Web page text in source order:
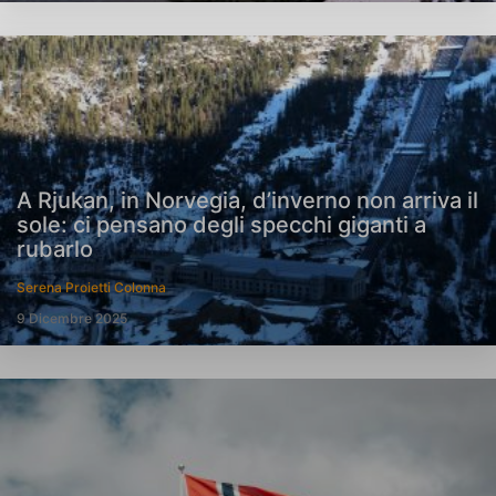
A Rjukan, in Norvegia, d’inverno non arriva il
sole: ci pensano degli specchi giganti a
rubarlo
Serena Proietti Colonna
9 Dicembre 2025